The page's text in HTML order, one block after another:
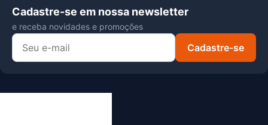
Cadastre-se em nossa newsletter
e receba novidades e promoções
Cadastre-se